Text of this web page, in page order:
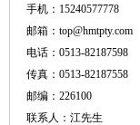
手机：15240577778
邮箱：top@hmtpty.com
电话：0513-82187598
传真：0513-82187558
邮编：226100
联系人：江先生